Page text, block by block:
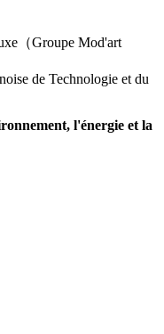
（Groupe Mod'art
de Technologie et du
l'énergie et la